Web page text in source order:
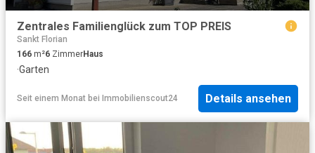
Zentrales Familienglück zum TOP PREIS
Sankt Florian
166 m²6 ZimmerHaus
·Garten
Seit einem Monat bei Immobilienscout24 Details ansehen